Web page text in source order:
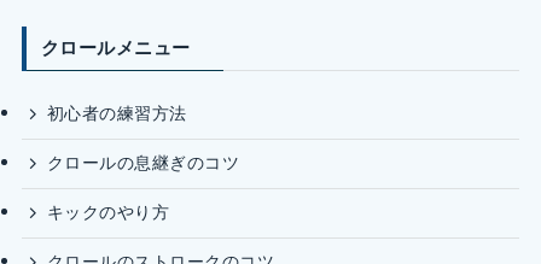
クロールメニュー
初心者の練習方法
クロールの息継ぎのコツ
キックのやり方